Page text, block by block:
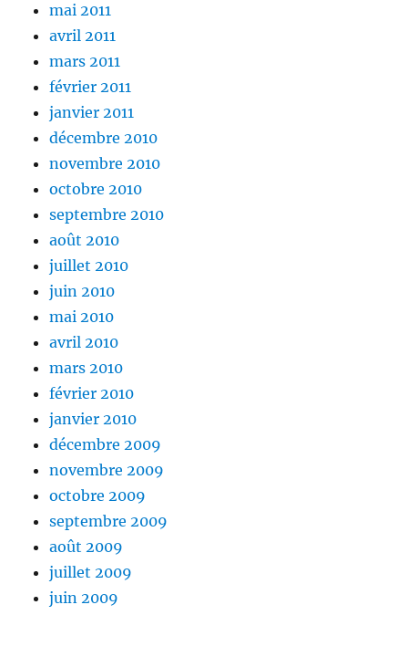
mai 2011
avril 2011
mars 2011
février 2011
janvier 2011
décembre 2010
novembre 2010
octobre 2010
septembre 2010
août 2010
juillet 2010
juin 2010
mai 2010
avril 2010
mars 2010
février 2010
janvier 2010
décembre 2009
novembre 2009
octobre 2009
septembre 2009
août 2009
juillet 2009
juin 2009